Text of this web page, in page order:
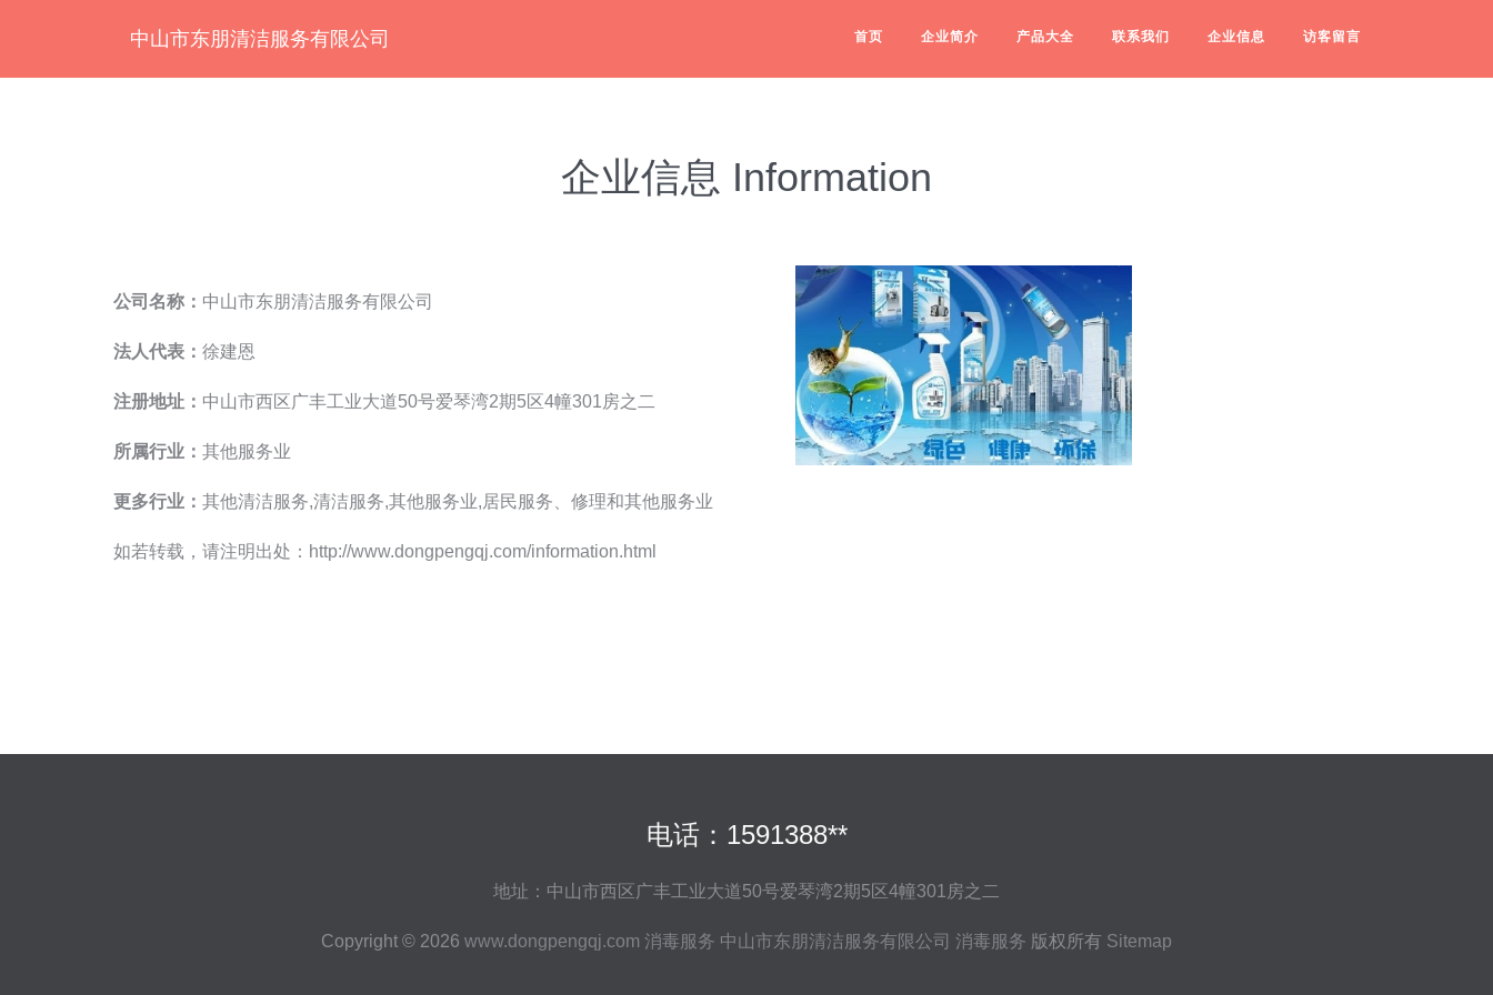
中山市东朋清洁服务有限公司 首页 企业简介 产品大全 联系我们 企业信息 访客留言
企业信息 Information
公司名称： 中山市东朋清洁服务有限公司
法人代表： 徐建恩
注册地址： 中山市西区广丰工业大道50号爱琴湾2期5区4幢301房之二
所属行业： 其他服务业
更多行业： 其他清洁服务,清洁服务,其他服务业,居民服务、修理和其他服务业
如若转载，请注明出处：http://www.dongpengqj.com/information.html
电话：1591388**
地址：中山市西区广丰工业大道50号爱琴湾2期5区4幢301房之二
Copyright © 2026 www.dongpengqj.com 消毒服务 中山市东朋清洁服务有限公司 消毒服务 版权所有 Sitemap